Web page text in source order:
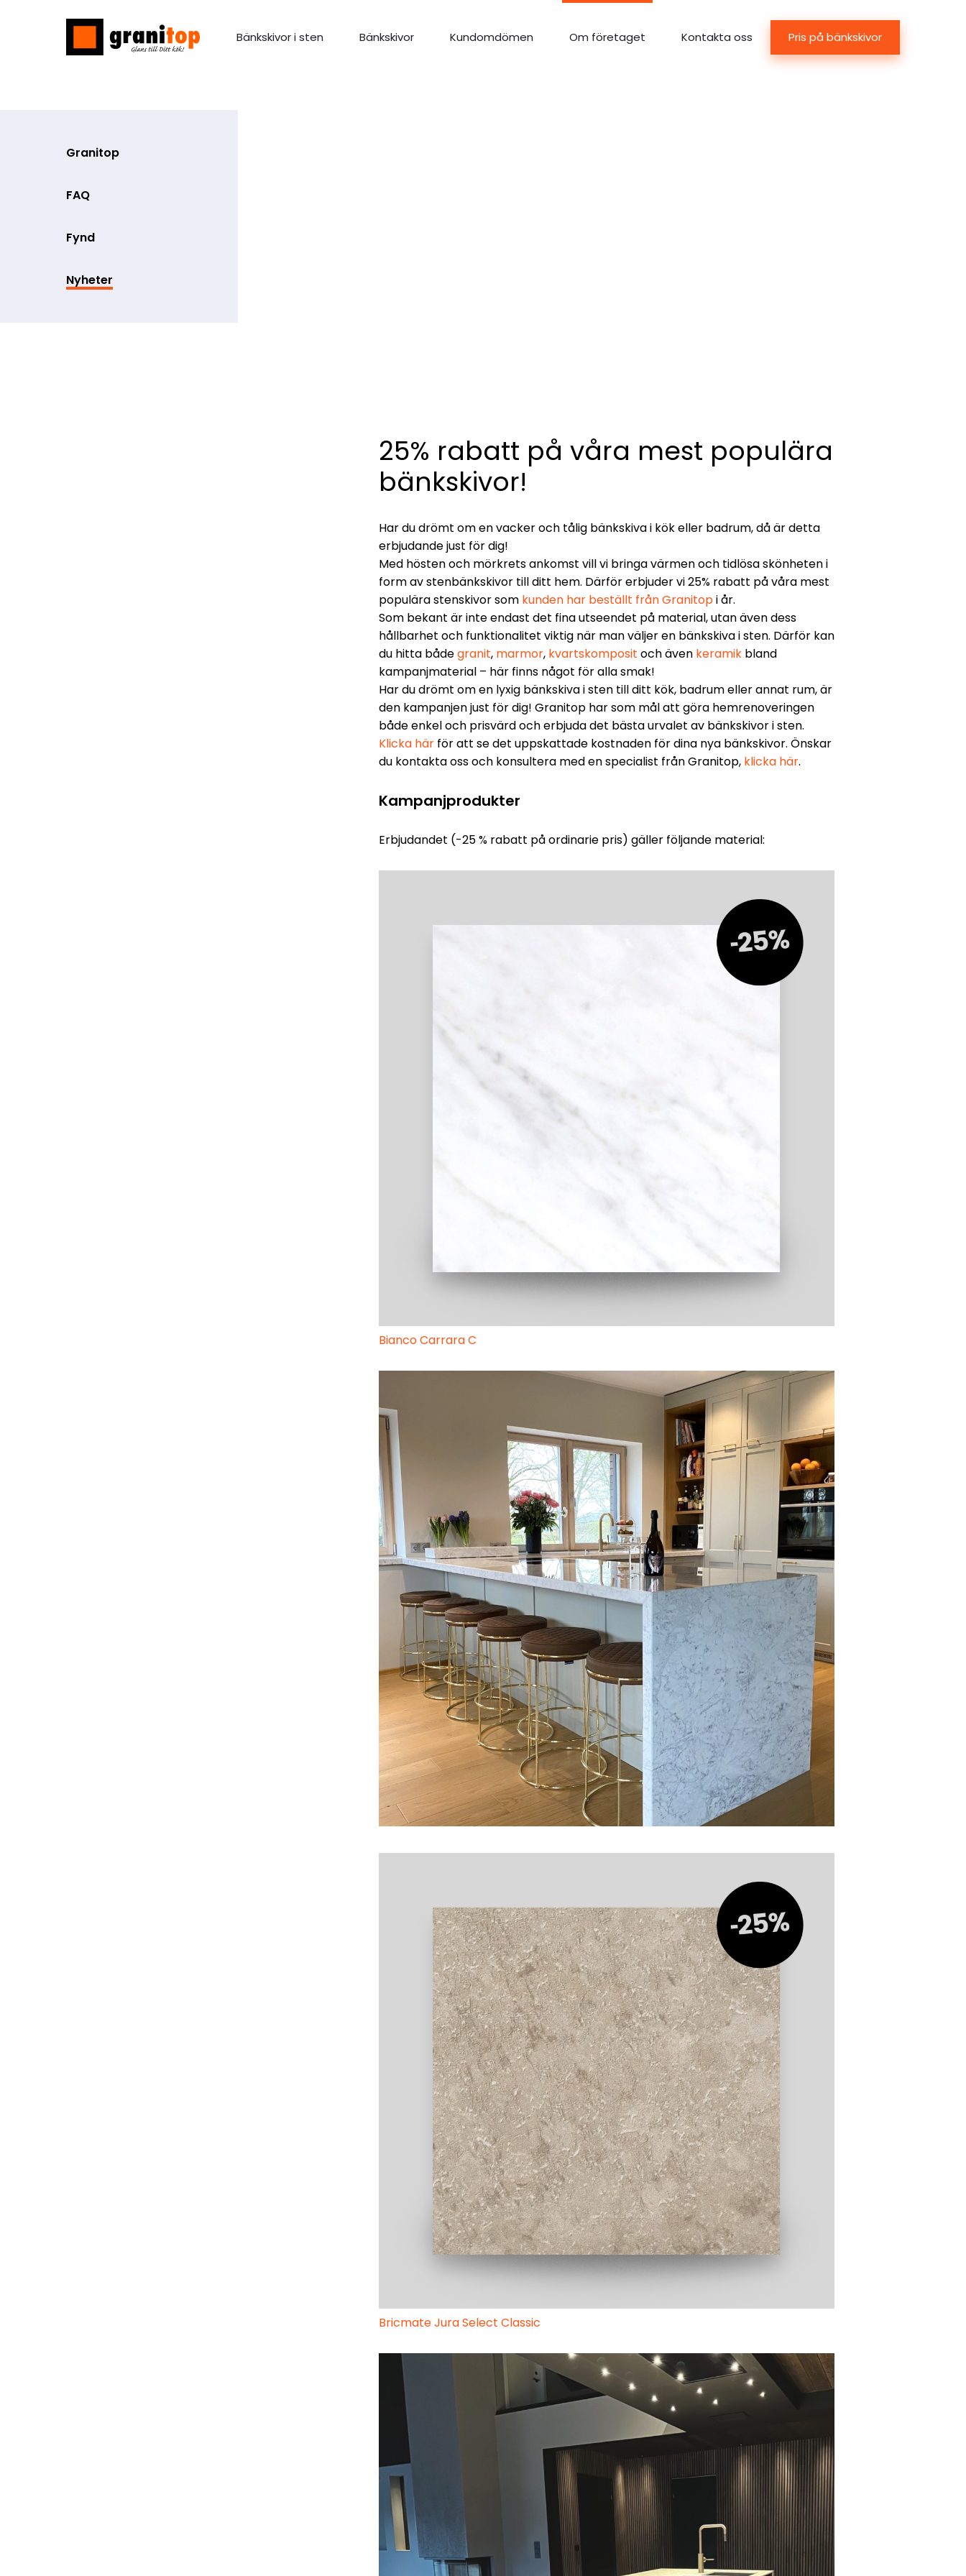
Bänkskivor i sten Bänkskivor Kundomdömen Om företaget Kontakta oss Pris på bänkskivor
Granitop
FAQ
Fynd
Nyheter
25% rabatt på våra mest populära
bänkskivor!
Har du drömt om en vacker och tålig bänkskiva i kök eller badrum, då är detta
erbjudande just för dig!
Med hösten och mörkrets ankomst vill vi bringa värmen och tidlösa skönheten i
form av stenbänkskivor till ditt hem. Därför erbjuder vi 25% rabatt på våra mest
populära stenskivor som kunden har beställt från Granitopi år.
Som bekant är inte endast det fina utseendet på material, utan även dess
hållbarhet och funktionalitet viktig när man väljer en bänkskiva i sten. Därför kan
du hitta bådegranit, marmor, kvartskomposit och även keramikbland
kampanjmaterial – här finns något för alla smak!
Har du drömt om en lyxig bänkskiva i sten till ditt kök, badrum eller annat rum, är
den kampanjen just för dig! Granitop har som mål att göra hemrenoveringen
både enkel och prisvärd och erbjuda det bästa urvalet av bänkskivor i sten.
Klicka härför att se det uppskattade kostnaden för dina nya bänkskivor. Önskar
du kontakta oss och konsultera med en specialist från Granitop, klicka här.
Kampanjprodukter
Erbjudandet (-25 % rabatt på ordinarie pris) gäller följande material:
Bianco Carrara C
Bricmate Jura Select Classic